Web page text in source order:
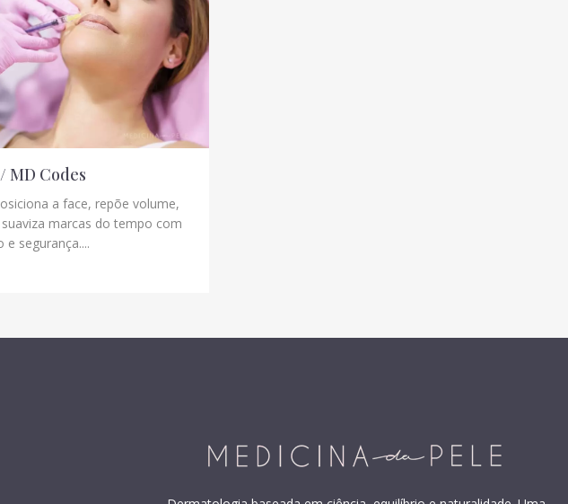
Codes
a face, repõe volume,
marcas do tempo com
e segurança....